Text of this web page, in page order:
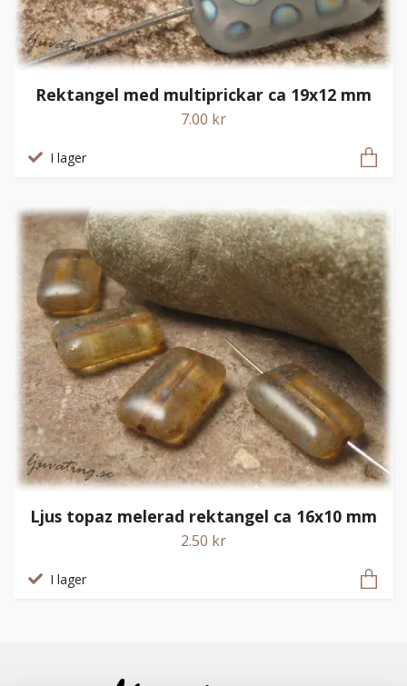
Rektangel med multiprickar ca 19x12 mm
7.00 kr
I lager
Ljus topaz melerad rektangel ca 16x10 mm
2.50 kr
I lager